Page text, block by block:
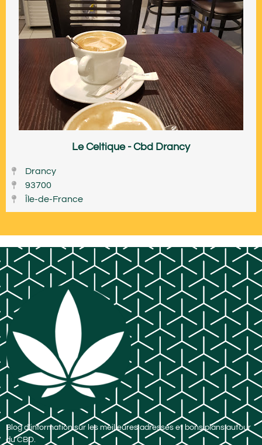
Le Celtique - Cbd Drancy
Drancy
93700
Île-de-France
Blog d’information sur les meilleures adresses et bons plans autour
du CBD.